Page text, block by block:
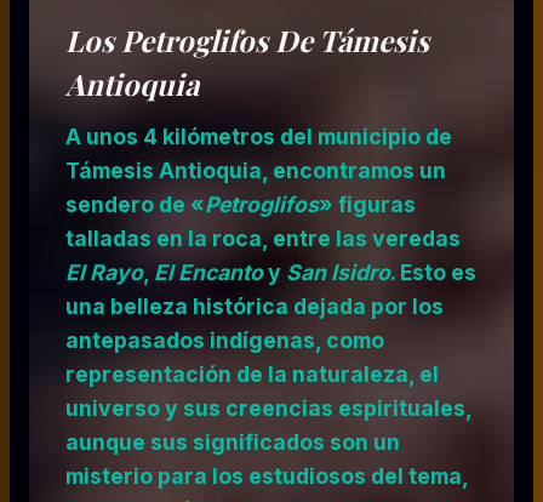
Los Petroglifos De Támesis
Antioquia
A unos 4 kilómetros del municipio de
Támesis Antioquia, encontramos un
sendero de «Petroglifos» figuras
talladas en la roca, entre las veredas
El Rayo, El Encantoy San Isidro. Esto es
una belleza histórica dejada por los
antepasados indígenas, como
representación de la naturaleza, el
universo y sus creencias espirituales,
aunque sus significados son un
misterio para los estudiosos del tema,